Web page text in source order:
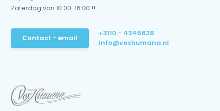
Zaterdag van 10:00-16:00 !!
Contact - email
+3110 - 4346628
info@voxhumana.nl